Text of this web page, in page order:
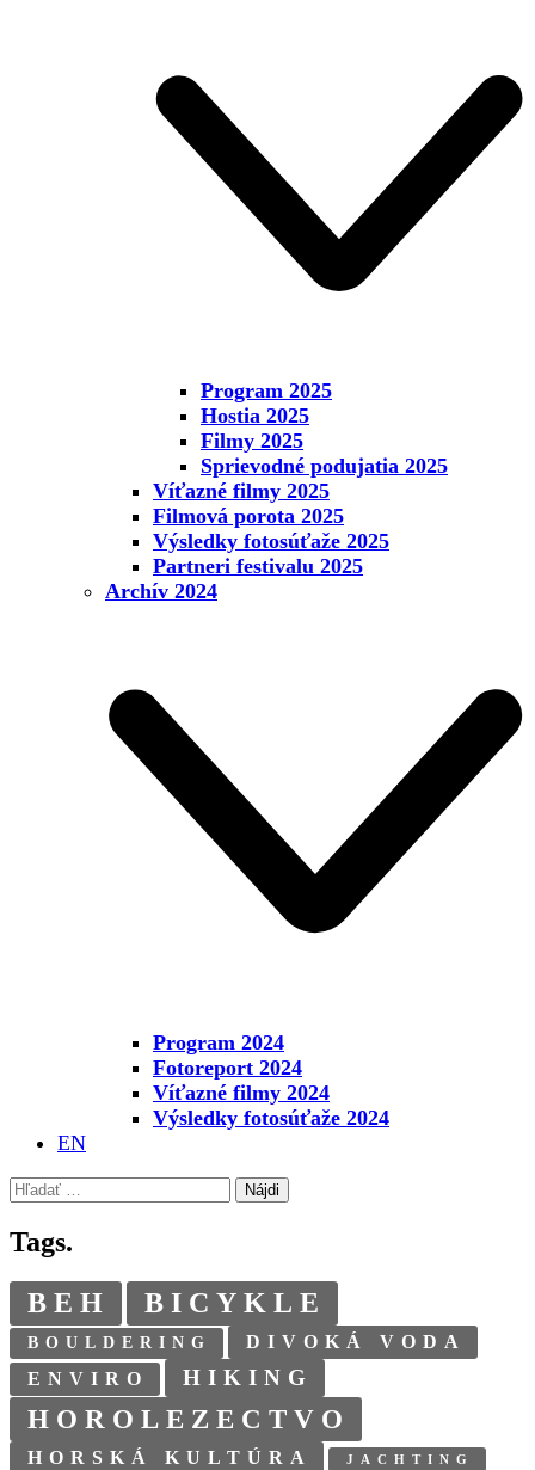
Program 2025
Hostia 2025
Filmy 2025
Sprievodné podujatia 2025
Víťazné filmy 2025
Filmová porota 2025
Výsledky fotosúťaže 2025
Partneri festivalu 2025
Archív 2024
Program 2024
Fotoreport 2024
Víťazné filmy 2024
Výsledky fotosúťaže 2024
EN
Hľadať:
Tags.
BEH
BICYKLE
BOULDERING
DIVOKÁ VODA
ENVIRO
HIKING
HOROLEZECTVO
HORSKÁ KULTÚRA JACHTING